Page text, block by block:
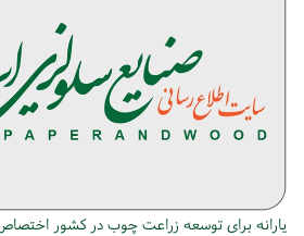
یارانه برای توسعه زراعت چوب در كشور